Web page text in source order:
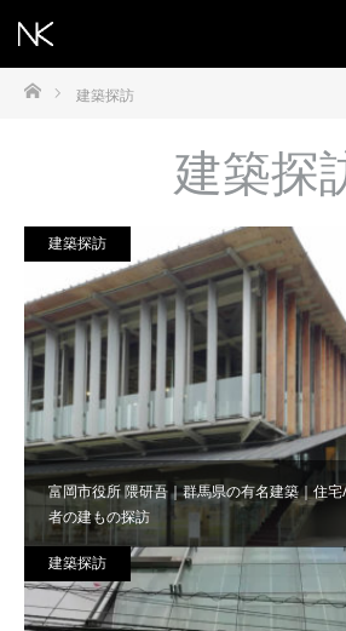
ホーム建築探訪
建築探
富岡市役所 隈研吾｜群馬県の有名建築｜住
者の建もの探訪
建築探訪
建築探訪